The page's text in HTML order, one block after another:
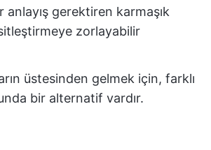
anlayış gerektiren karmaşık
zorlayabilir
üstesinden gelmek için, farklı
bir alternatif vardır.